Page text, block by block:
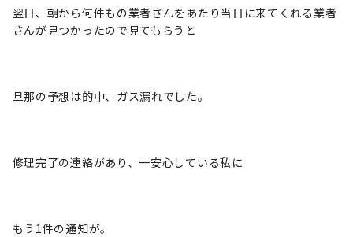
翌日、朝から何件もの業者さんをあたり当日に来てくれる業者
さんが見つかったので見てもらうと
旦那の予想は的中、ガス漏れでした。
修理完了の連絡があり、一安心している私に
もう1件の通知が。